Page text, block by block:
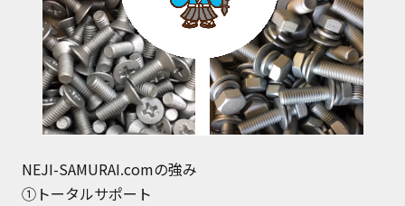
NEJI-SAMURAI.comの強み
①トータルサポート